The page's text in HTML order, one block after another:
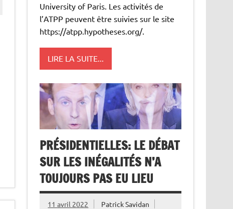
University of Paris. Les activités de
l’ATPP peuvent être suivies sur le site
https://atpp.hypotheses.org/.
LIRE LA SUITE...
PRÉSIDENTIELLES: LE DÉBAT
SUR LES INÉGALITÉS N’A
TOUJOURS PAS EU LIEU
11 avril 2022 Patrick Savidan